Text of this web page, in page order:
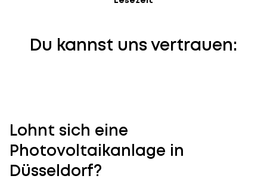
Du kannst uns vertrauen:
Lohnt sich eine
Photovoltaikanlage in
Düsseldorf?